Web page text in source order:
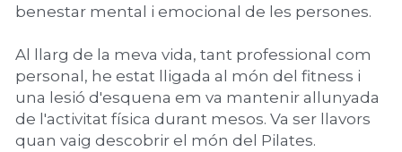
benestar mental i emocional de les persones.
Al llarg de la meva vida, tant professional com
personal, he estat lligada al món del fitness i
una lesió d'esquena em va mantenir allunyada
de l'activitat física durant mesos. Va ser llavors
quan vaig descobrir el món del Pilates.